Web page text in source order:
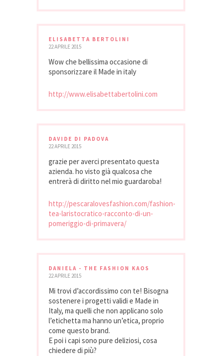
ELISABETTA BERTOLINI
22 APRILE 2015
Wow che bellissima occasione di
sponsorizzare il Made in italy
http://www.elisabettabertolini.com
DAVIDE DI PADOVA
22 APRILE 2015
grazie per averci presentato questa
azienda. ho visto già qualcosa che
entrerà di diritto nel mio guardaroba!
http://pescaralovesfashion.com/fashion-
tea-laristocratico-racconto-di-un-
pomeriggio-di-primavera/
DANIELA - THE FASHION KAOS
22 APRILE 2015
Mi trovi d’accordissimo con te! Bisogna
sostenere i progetti validi e Made in
Italy, ma quelli che non applicano solo
l’etichetta ma hanno un’etica, proprio
come questo brand.
E poi i capi sono pure deliziosi, cosa
chiedere di più?